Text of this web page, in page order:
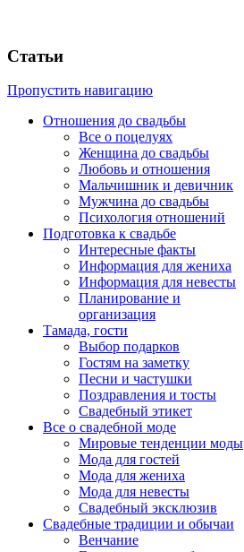
Статьи
Пропустить навигацию
Отношения до свадьбы
Все о поцелуях
Женщина до свадьбы
Любовь и отношения
Мальчишник и девичник
Мужчина до свадьбы
Психология отношений
Подготовка к свадьбе
Интересные факты
Информация для жениха
Информация для невесты
Планирование и
организация
Тамада, гости
Выбор подарков
Гостям на заметку
Песни и частушки
Поздравления и тосты
Свадебный этикет
Все о свадебной моде
Мировые тенденции моды
Мода для гостей
Мода для жениха
Мода для невесты
Свадебный эксклюзив
Свадебные традиции и обычаи
Венчание